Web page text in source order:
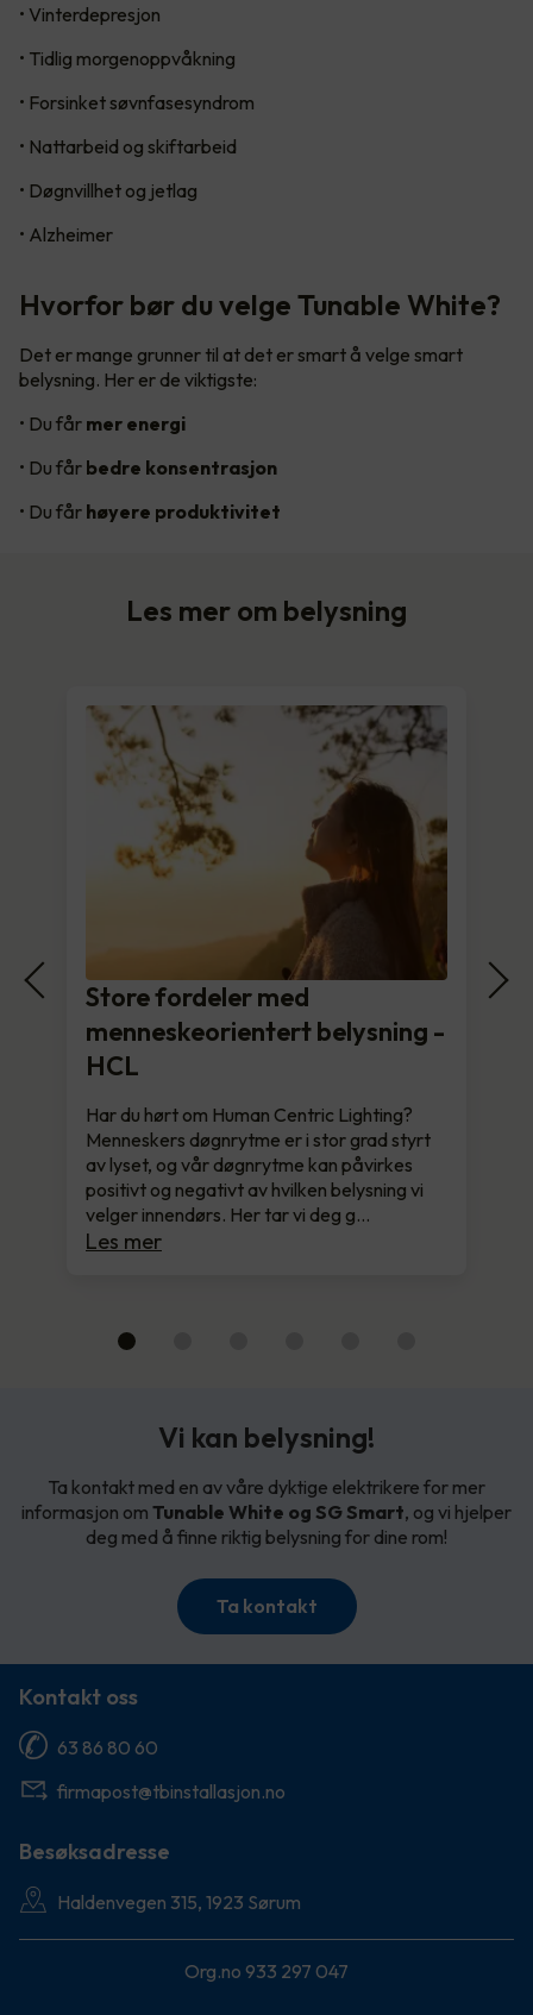
• Vinterdepresjon
• Tidlig morgenoppvåkning
• Forsinket søvnfasesyndrom
• Nattarbeid og skiftarbeid
• Døgnvillhet og jetlag
• Alzheimer
Hvorfor bør du velge Tunable White?
Det er mange grunner til at det er smart å velge smart
belysning. Her er de viktigste:
• Du får mer energi
• Du får bedre konsentrasjon
• Du får høyere produktivitet
Les mer om belysning
Store fordeler med
menneskeorientert belysning -
HCL
Har du hørt om Human Centric Lighting?
Menneskers døgnrytme er i stor grad styrt
av lyset, og vår døgnrytme kan påvirkes
positivt og negativt av hvilken belysning vi
velger innendørs. Her tar vi deg g…
Les mer
Vi kan belysning!
Ta kontakt med en av våre dyktige elektrikere for mer
informasjon om Tunable White og SG Smart, og vi hjelper
deg med å finne riktig belysning for dine rom!
Ta kontakt
Kontakt oss
63 86 80 60
firmapost@tbinstallasjon.no
Besøksadresse
Haldenvegen 315, 1923 Sørum
Org.no 933 297 047